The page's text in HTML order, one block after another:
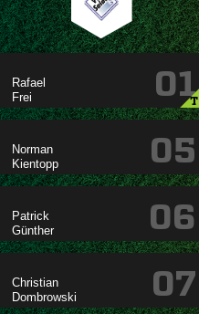


01
T


05


06


07